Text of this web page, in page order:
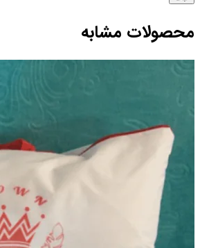
محصولات مشابه